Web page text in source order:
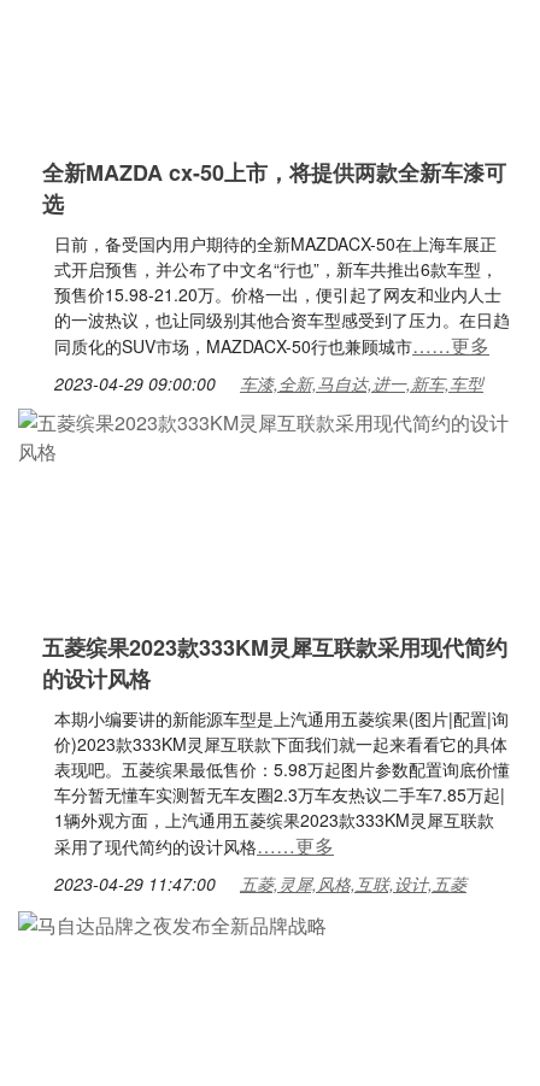
全新MAZDA cx-50上市，将提供两款全新车漆可
选
日前，备受国内用户期待的全新MAZDACX-50在上海车展正
式开启预售，并公布了中文名“行也”，新车共推出6款车型，
预售价15.98-21.20万。价格一出，便引起了网友和业内人士
的一波热议，也让同级别其他合资车型感受到了压力。在日趋
同质化的SUV市场，MAZDACX-50行也兼顾城市……更多
2023-04-29 09:00:00 车漆,全新,马自达,进一,新车,车型
五菱缤果2023款333KM灵犀互联款采用现代简约
的设计风格
本期小编要讲的新能源车型是上汽通用五菱缤果(图片|配置|询
价)2023款333KM灵犀互联款下面我们就一起来看看它的具体
表现吧。五菱缤果最低售价：5.98万起图片参数配置询底价懂
车分暂无懂车实测暂无车友圈2.3万车友热议二手车7.85万起|
1辆外观方面，上汽通用五菱缤果2023款333KM灵犀互联款
采用了现代简约的设计风格……更多
2023-04-29 11:47:00 五菱,灵犀,风格,互联,设计,五菱